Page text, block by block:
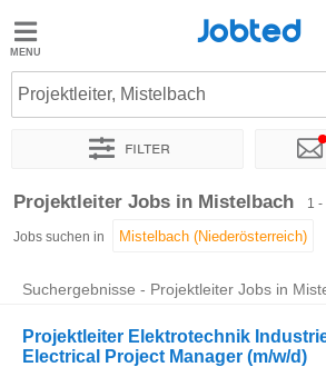
Jobted
Jobs
Jobted
Projektleiter, Mistelbach
Filter
Sortieren nach Genauer Standort
Projektleiter Jobs in Mistelbach 1 -
Jobs suchen in
Suchergebnisse - Projektleiter Jobs in
Projektleiter Elektrotechnik
Electrical Project Manager (m/w/d)